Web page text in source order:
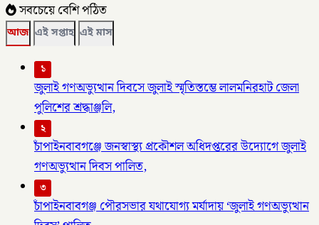
সবচেয়ে বেশি পঠিত
আজ এই সপ্তাহ এই মাস
১
জুলাই গণঅভ্যুত্থান দিবসে জুলাই স্মৃতিস্তম্ভে লালমনিরহাট জেলা
পুলিশের শ্রদ্ধাঞ্জলি,
২
চাঁপাইনবাবগঞ্জে জনস্বাস্থ্য প্রকৌশল অধিদপ্তরের উদ্যোগে জুলাই
গণঅভ্যুত্থান দিবস পালিত,
৩
চাঁপাইনবাবগঞ্জ পৌরসভার যথাযোগ্য মর্যাদায় ‘জুলাই গণঅভ্যুত্থান